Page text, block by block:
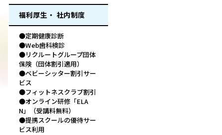
福利厚生・ 社内制度
●定期健康診断
●Web歯科検診
●リクルートグループ団体
保険（団体割引適用）
●ベビーシッター割引サー
ビス
●フィットネスクラブ割引
●オンライン研修「ELA
N」（受講料無料）
●提携スクールの優待サー
ビス利用